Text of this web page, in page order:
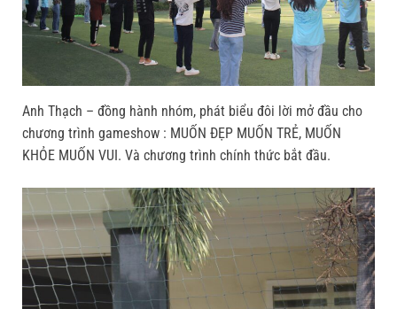
Anh Thạch – đồng hành nhóm, phát biểu đôi lời mở đầu cho
chương trình gameshow : MUỐN ĐẸP MUỐN TRẺ, MUỐN
KHỎE MUỐN VUI. Và chương trình chính thức bắt đầu.